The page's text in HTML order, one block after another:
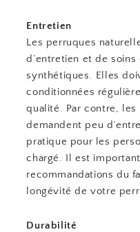
Entretien
Les perruques
d’entretien et de
synthétiques. Elles
conditionnées
qualité. Par contre,
demandent peu
pratique pour les
chargé. Il est
recommandations du
longévité de votre
Durabilité